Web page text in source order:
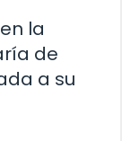
la
de
a su